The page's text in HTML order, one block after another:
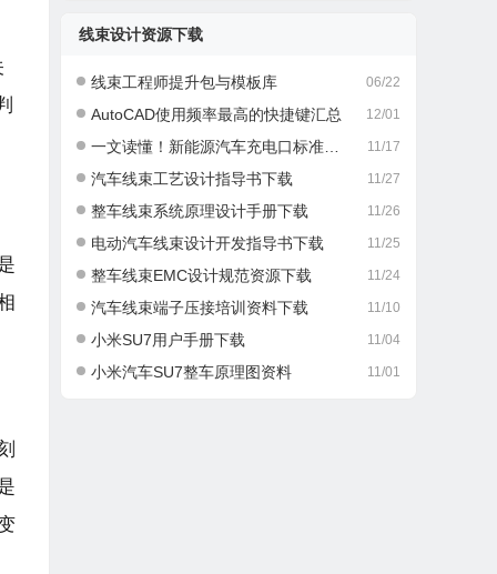
线束设计资源下载
06/22
线束工程师提升包与模板库
12/01
AutoCAD使用频率最高的快捷键汇总
11/17
一文读懂！新能源汽车充电口标准那些事儿
11/27
汽车线束工艺设计指导书下载
11/26
整车线束系统原理设计手册下载
11/25
电动汽车线束设计开发指导书下载
11/24
整车线束EMC设计规范资源下载
11/10
汽车线束端子压接培训资料下载
11/04
小米SU7用户手册下载
11/01
小米汽车SU7整车原理图资料